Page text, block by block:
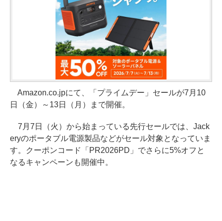
Amazon.co.jpにて、「プライムデー」セールが7月10
日（金）～13日（月）まで開催。
7月7日（火）から始まっている先行セールでは、Jack
eryのポータブル電源製品などがセール対象となっていま
す。クーポンコード「PR2026PD」でさらに5%オフと
なるキャンペーンも開催中。